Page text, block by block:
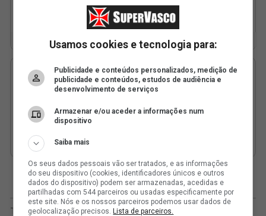
Usamos cookies e tecnologia para:
Publicidade e conteúdos personalizados, medição de
publicidade e conteúdos, estudos de audiência e
desenvolvimento de serviços
Armazenar e/ou aceder a informações num
dispositivo
Saiba mais
Os seus dados pessoais vão ser tratados, e as informações
do seu dispositivo (cookies, identificadores únicos e outros
dados do dispositivo) podem ser armazenadas, acedidas e
partilhadas com 544 parceiros ou usadas especificamente por
este site. Nós e os nossos parceiros podemos usar dados de
geolocalização precisos.Lista de parceiros.